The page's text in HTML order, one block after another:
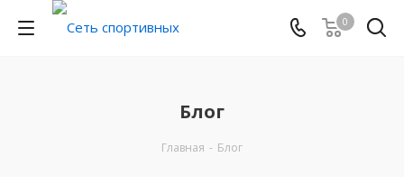
0
Блог
Главная - Блог